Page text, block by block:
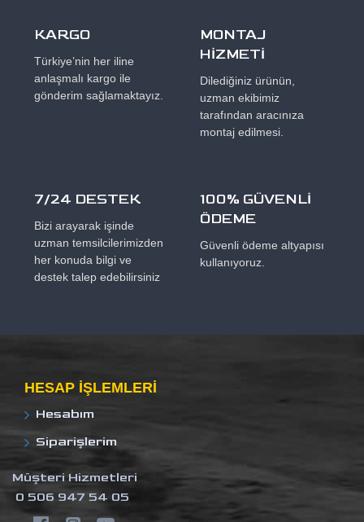
KARGO
Türkiye’nin her iline
anlaşmalı kargo ile
gönderim sağlamaktayız.
MONTAJ
HİZMETİ
Dilediğiniz ürünün,
uzman ekibimiz
tarafından aracınıza
montaj edilmesi.
7/24 DESTEK
Bizi arayarak işinde
uzman temsilcilerimizden
her konuda bilgi ve
destek talep edebilirsiniz
100% GÜVENLİ
ÖDEME
Güvenli ödeme altyapısı
kullanıyoruz.
HESAP IŞLEMLERI
Hesabım
Siparişlerim
Müşteri Hizmetleri
0 506 947 54 05